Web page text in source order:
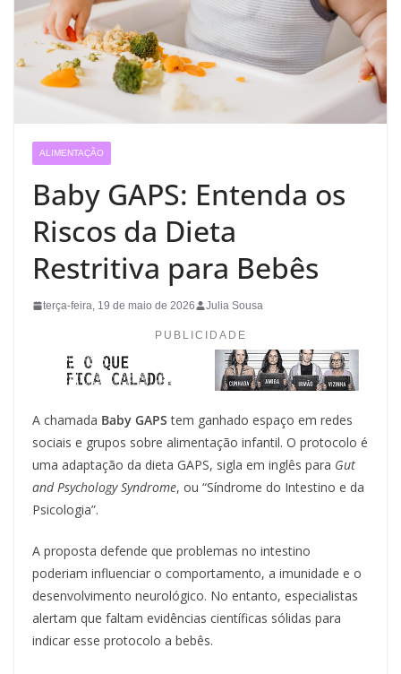
ALIMENTAÇÃO
Baby GAPS: Entenda os
Riscos da Dieta
Restritiva para Bebês
terça-feira, 19 de maio de 2026 Julia Sousa
PUBLICIDADE
A chamada Baby GAPS tem ganhado espaço em redes
sociais e grupos sobre alimentação infantil. O protocolo é
uma adaptação da dieta GAPS, sigla em inglês para Gut
and Psychology Syndrome, ou “Síndrome do Intestino e da
Psicologia”.
A proposta defende que problemas no intestino
poderiam influenciar o comportamento, a imunidade e o
desenvolvimento neurológico. No entanto, especialistas
alertam que faltam evidências científicas sólidas para
indicar esse protocolo a bebês.